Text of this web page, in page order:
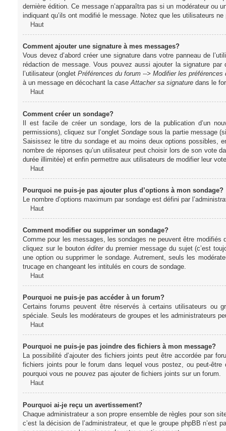
dernière édition. Ce message n’apparaîtra pas si un modérateur
indiquant qu’ils ont modifié le message. Notez que les utilisateurs
Haut
Comment ajouter une signature à mes messages?
Vous devez d’abord créer une signature dans votre panneau de
rédaction de message. Vous pouvez aussi ajouter la signature
l’utilisateur (onglet Préférences du forum --> Modifier les préférences
à un message en décochant la caseAttacher sa signaturedans le
Haut
Comment créer un sondage?
Il est facile de créer un sondage, lors de la publication d’un
permissions), cliquez sur l’onglet Sondagesous la partie message
Saisissez le titre du sondage et au moins deux options possibles,
nombre de réponses qu’un utilisateur peut choisir lors de son vote
durée illimitée) et enfin permettre aux utilisateurs de modifier leur
Haut
Pourquoi ne puis-je pas ajouter plus d’options à mon sondage?
Le nombre d’options maximum par sondage est défini par
Haut
Comment modifier ou supprimer un sondage?
Comme pour les messages, les sondages ne peuvent être modifiés
cliquez sur le bouton éditerdu premier message du sujet (c’est
une option ou supprimer le sondage. Autrement, seuls les
trucage en changeant les intitulés en cours de sondage.
Haut
Pourquoi ne puis-je pas accéder à un forum?
Certains forums peuvent être réservés à certains utilisateurs ou
spéciale. Seuls les modérateurs de groupes et les administrateurs
Haut
Pourquoi ne puis-je pas joindre des fichiers à mon message?
La possibilité d’ajouter des fichiers joints peut être accordée par
fichiers joints pour le forum dans lequel vous postez, ou peut-
pourquoi vous ne pouvez pas ajouter de fichiers joints sur un forum.
Haut
Pourquoi ai-je reçu un avertissement?
Chaque administrateur a son propre ensemble de règles pour son
c’est la décision de l’administrateur, et que le groupe phpBB n’est